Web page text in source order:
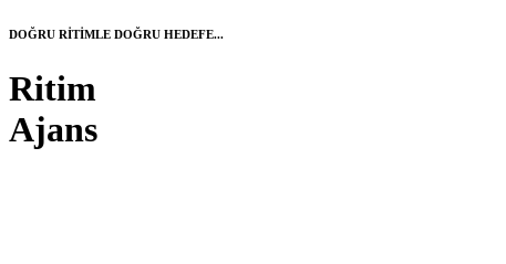
DOĞRU RİTİMLE DOĞRU HEDEFE...
Ritim
Ajans